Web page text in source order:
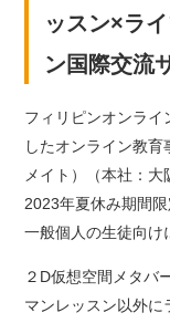
ッスン×ラ
ン国際交流
フィリピンオンライ
したオンライン教
メイト）（本社：大
2023年夏休み期間
一般個人の生徒向け
２D仮想空間メタバ
マンレッスン以外に